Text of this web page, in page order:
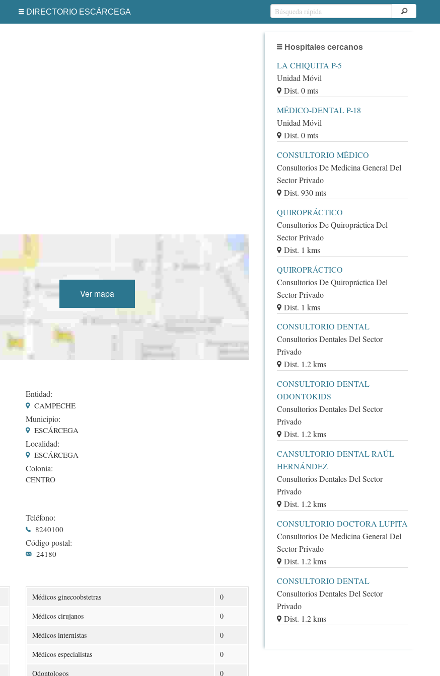
DIRECTORIO ESCÁRCEGA
Ver mapa
Entidad:
CAMPECHE
Municipio:
ESCÁRCEGA
Localidad:
ESCÁRCEGA
Colonia:
CENTRO
Teléfono:
8240100
Código postal:
24180
Médicos ginecoobstetras
0
Médicos cirujanos
0
Médicos internistas
0
Médicos especialistas
0
Odontologos
0
Hospitales cercanos
LA CHIQUITA P-5
Unidad Móvil
Dist. 0 mts
MÉDICO-DENTAL P-18
Unidad Móvil
Dist. 0 mts
CONSULTORIO MÉDICO
Consultorios De Medicina General Del
Sector Privado
Dist. 930 mts
QUIROPRÁCTICO
Consultorios De Quiropráctica Del
Sector Privado
Dist. 1 kms
QUIROPRÁCTICO
Consultorios De Quiropráctica Del
Sector Privado
Dist. 1 kms
CONSULTORIO DENTAL
Consultorios Dentales Del Sector
Privado
Dist. 1.2 kms
CONSULTORIO DENTAL
ODONTOKIDS
Consultorios Dentales Del Sector
Privado
Dist. 1.2 kms
CANSULTORIO DENTAL RAÚL
HERNÁNDEZ
Consultorios Dentales Del Sector
Privado
Dist. 1.2 kms
CONSULTORIO DOCTORA LUPITA
Consultorios De Medicina General Del
Sector Privado
Dist. 1.2 kms
CONSULTORIO DENTAL
Consultorios Dentales Del Sector
Privado
Dist. 1.2 kms